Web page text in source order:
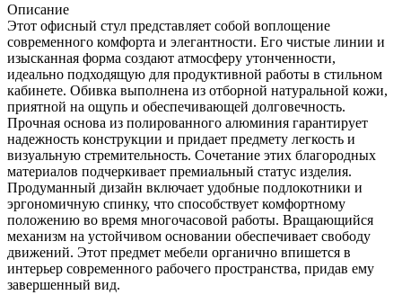
Описание
Этот офисный стул представляет собой воплощение
современного комфорта и элегантности. Его чистые линии и
изысканная форма создают атмосферу утонченности,
идеально подходящую для продуктивной работы в стильном
кабинете. Обивка выполнена из отборной натуральной кожи,
приятной на ощупь и обеспечивающей долговечность.
Прочная основа из полированного алюминия гарантирует
надежность конструкции и придает предмету легкость и
визуальную стремительность. Сочетание этих благородных
материалов подчеркивает премиальный статус изделия.
Продуманный дизайн включает удобные подлокотники и
эргономичную спинку, что способствует комфортному
положению во время многочасовой работы. Вращающийся
механизм на устойчивом основании обеспечивает свободу
движений. Этот предмет мебели органично впишется в
интерьер современного рабочего пространства, придав ему
завершенный вид.